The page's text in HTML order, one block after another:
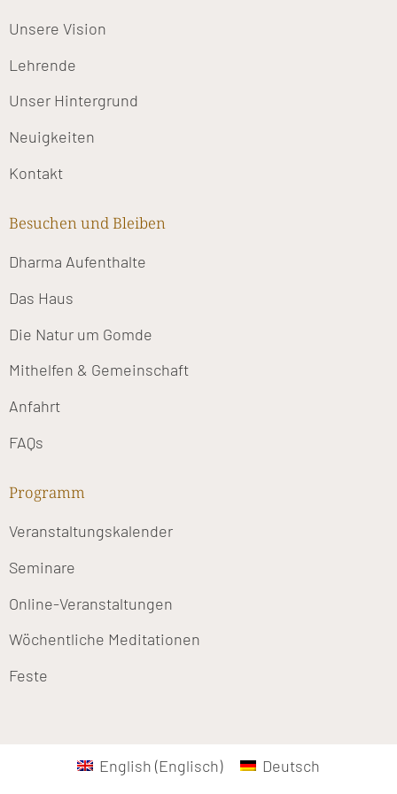
Unsere Vision
Lehrende
Unser Hintergrund
Neuigkeiten
Kontakt
Besuchen und Bleiben
Dharma Aufenthalte
Das Haus
Die Natur um Gomde
Mithelfen & Gemeinschaft
Anfahrt
FAQs
Programm
Veranstaltungskalender
Seminare
Online-Veranstaltungen
Wöchentliche Meditationen
Feste
English (Englisch) Deutsch